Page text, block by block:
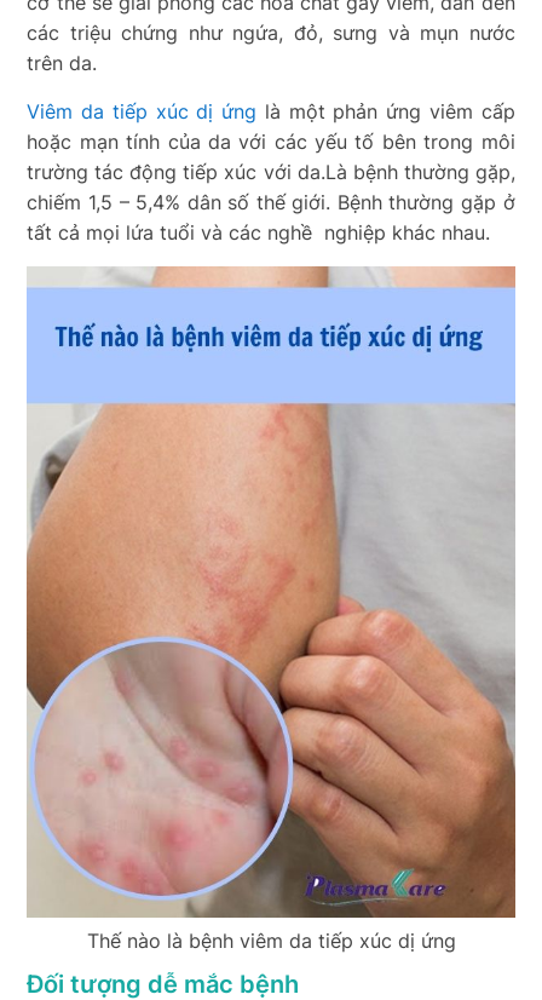
các triệu chứng như ngứa, đỏ, sưng và mụn nước
trên da.
Viêm da tiếp xúc dị ứng là một phản ứng viêm cấp
hoặc mạn tính của da với các yếu tố bên trong môi
trường tác động tiếp xúc với da.Là bệnh thường gặp,
chiếm 1,5 – 5,4% dân số thế giới. Bệnh thường gặp ở
tất cả mọi lứa tuổi và các nghề nghiệp khác nhau.
Thế nào là bệnh viêm da tiếp xúc dị ứng
Đối tượng dễ mắc bệnh